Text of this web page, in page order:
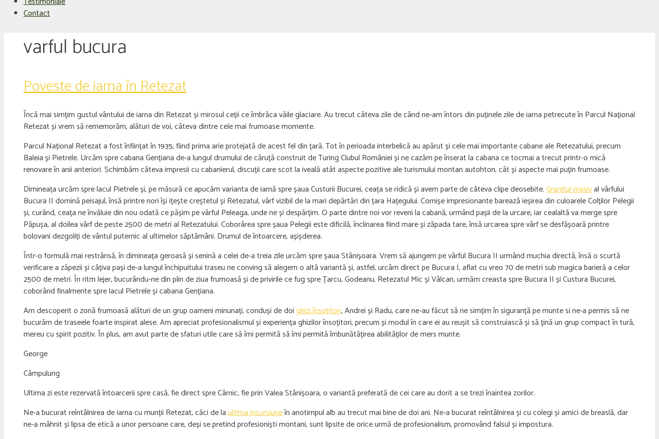
Contact
varful bucura
Poveste de iarna în Retezat
Încă mai simțim gustul vântului de iarna din Retezat și mirosul ceții ce îmbrăca văile glaciare. Au trecut câteva zile de când ne-am întors din puținele zile de iarna petrecute în Parcul Național
Retezat și vrem să rememorăm, alături de voi, câteva dintre cele mai frumoase momente.
Parcul Național Retezat a fost înființat în 1935, fiind prima arie protejată de acest fel din țară. Tot în perioada interbelică au apărut și cele mai importante cabane ale Retezatului, precum
Baleia și Pietrele. Urcăm spre cabana Gențiana de-a lungul drumului de căruță construit de Turing Clubul României și ne cazăm pe înserat la cabana ce tocmai a trecut printr-o mică
renovare în anii anteriori. Schimbăm câteva impresii cu cabanierul, discuții care scot la iveală atât aspecte pozitive ale turismului montan autohton, cât și aspecte mai puțin frumoase.
Dimineața urcăm spre lacul Pietrele și, pe măsură ce apucăm varianta de iarnă spre șaua Custurii Bucurei, ceața se ridică și avem parte de câteva clipe deosebite.Granitul masival vârfului
Bucura II domină peisajul, însă printre nori își ițește creștetul și Retezatul, vârf vizibil de la mari depărtări din țara Hațegului. Cornișe impresionante barează ieșirea din culoarele Colților Pelegii
și, curând, ceața ne învăluie din nou odată ce pășim pe vârful Peleaga, unde ne și despărțim. O parte dintre noi vor reveni la cabană, urmând pașii de la urcare, iar cealaltă va merge spre
Păpușa, al doilea vârf de peste 2500 de metri al Retezatului. Coborârea spre șaua Pelegii este dificilă, înclinarea fiind mare și zăpada tare, însă urcarea spre vârf se desfășoară printre
bolovani dezgoliți de vântul puternic al ultimelor săptămâni. Drumul de întoarcere, așișderea.
Într-o formulă mai restrânsă, în dimineața geroasă și senină a celei de-a treia zile urcăm spre șaua Stânișoara. Vrem să ajungem pe vârful Bucura II urmând muchia directă, însă o scurtă
verificare a zăpezii și câțiva pași de-a lungul închipuitului traseu ne conving să alegem o altă variantă și, astfel, urcâm direct pe Bucura I, aflat cu vreo 70 de metri sub magica barieră a celor
2500 de metri. În ritm lejer, bucurându-ne din plin de ziua frumoasă și de privirile ce fug spre Țarcu, Godeanu, Retezatul Mic și Vâlcan, urmăm creasta spre Bucura II și Custura Bucurei,
coborând finalmente spre lacul Pietrele și cabana Gențiana.
Am descoperit o zonă frumoasă alături de un grup oameni minunați, conduși de doighizi însoțitori, Andrei și Radu, care ne-au făcut să ne simțim în siguranță pe munte si ne-a permis să ne
bucurăm de traseele foarte inspirat alese. Am apreciat profesionalismul și experiența ghizilor însoțitori, precum și modul în care ei au reușit să construiască și să țină un grup compact în tură,
mereu cu spirit pozitiv. În plus, am avut parte de sfaturi utile care să îmi permită să îmi permită îmbunătățirea abilităților de mers munte.
George
Câmpulung
Ultima zi este rezervată întoarcerii spre casă, fie direct spre Cârnic, fie prin Valea Stânișoara, o variantă preferată de cei care au dorit a se trezi înaintea zorilor.
Ne-a bucurat reîntâlnirea de iarna cu munții Retezat, căci de laultima incursiuneîn anotimpul alb au trecut mai bine de doi ani. Ne-a bucurat reîntâlnirea și cu colegi și amici de breaslă, dar
ne-a mâhnit și lipsa de etică a unor persoane care, deși se pretind profesioniști montani, sunt lipsite de orice urmă de profesionalism, promovând falsul și impostura.